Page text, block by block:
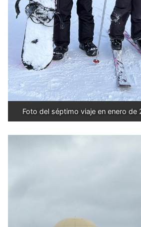
Foto del séptimo viaje en enero de